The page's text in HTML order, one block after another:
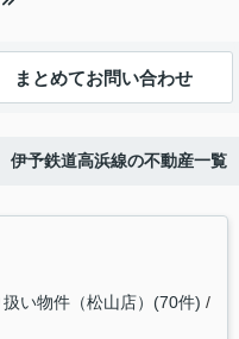
まとめてお問い合わせ
伊予鉄道高浜線の不動産一覧
扱い物件（松山店）(70件)